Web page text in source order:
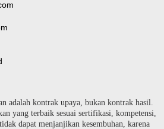
adalah kontrak upaya, bukan kontrak hasil.
yang terbaik sesuai sertifikasi, kompetensi,
dapat menjanjikan kesembuhan, karena